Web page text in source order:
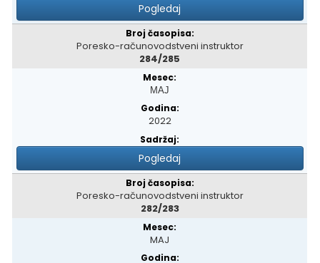
Pogledaj
Poresko-računovodstveni instruktor
284/285
МАЈ
2022
Pogledaj
Poresko-računovodstveni instruktor
282/283
MAJ